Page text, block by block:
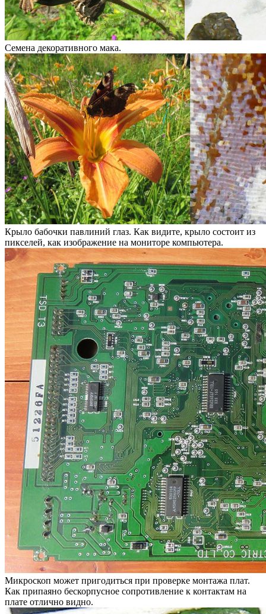
Семена декоративного мака.
Крыло бабочки павлиний глаз. Как видите, крыло состоит из
пикселей, как изображение на мониторе компьютера.
Микроскоп может пригодиться при проверке монтажа плат.
Как припаяно бескорпусное сопротивление к контактам на
плате отлично видно.